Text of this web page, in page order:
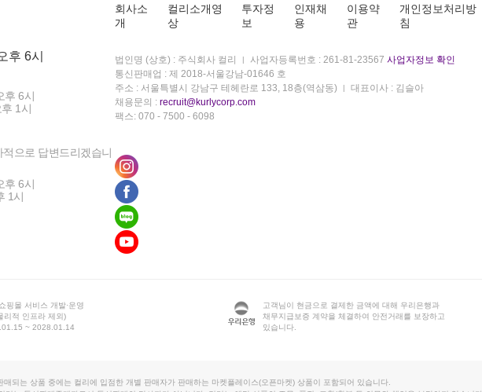
후 6시
후 6시
1시
으로 답변드리겠습니
후 6시
1시
회사소
개
컬리소개영
상
투자정
보
인재채
용
이용약
관
개인정보처리방
침
법인명 (상호) : 주식회사 컬리 사업자등록번호 : 261-81-23567 사업자정보 확인
통신판매업 : 제 2018-서울강남-01646 호
주소 : 서울특별시 강남구 테헤란로 133, 18층(역삼동)
대표이사 : 김슬아
채용문의 : recruit@kurlycorp.com
팩스: 070 - 7500 - 6098
핑몰 서비스 개발·운영
리적 인프라 제외)
~ 2028.01.14
고객님이 현금으로 결제한 금액에 대해 우리은행과
채무지급보증 계약을 체결하여 안전거래를 보장하고
있습니다.
매되는 상품 중에는 컬리에 입점한 개별 판매자가 판매하는 마켓플레이스(오픈마켓) 상품이 포함되어 있습니다.